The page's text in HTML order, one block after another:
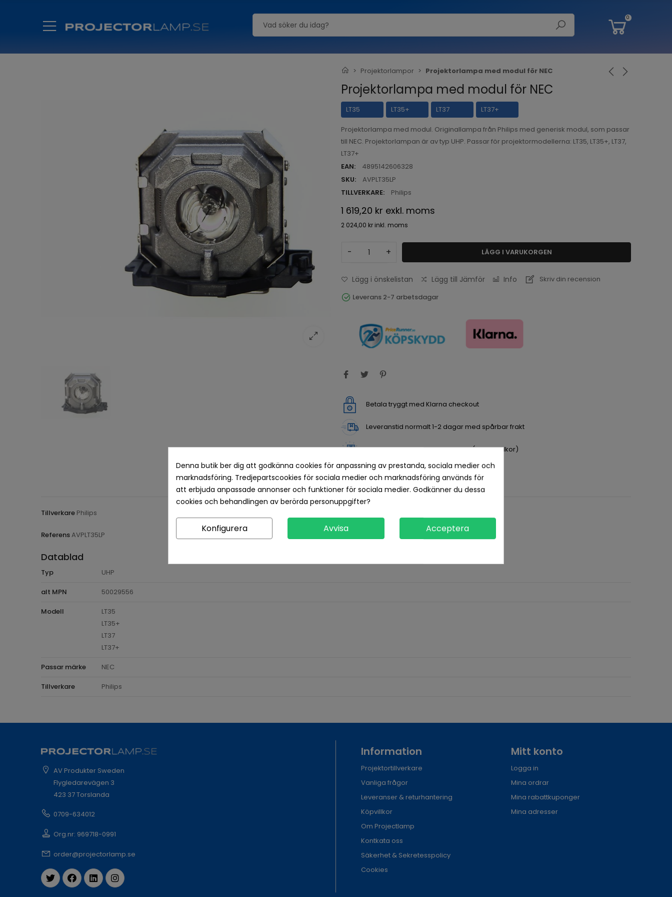
0
Projektorlampor Projektorlampa med modul för NEC
Projektorlampa med modul för NEC
LT35 LT35+ LT37 LT37+
Projektorlampa med modul. Originallampa från Philips med generisk modul, som passar
till NEC. Projektorlampan är av typ UHP. Passar för projektormodellerna: LT35, LT35+, LT37,
LT37+
EAN:
4895142606328
SKU:
AVPLT35LP
TILLVERKARE:
Philips
1 619,20 kr exkl. moms
2 024,00 kr inkl. moms
- + LÄGG I VARUKORGEN
Lägg i önskelistan Lägg till Jämför Info
Skriv din recension
Leverans 2-7 arbetsdagar
Betala tryggt med Klarna checkout
Leveranstid normalt 1-2 dagar med spårbar frakt
Returvillkor 14 dagars öppet köp (se köpvillkor)
Produktdetaljer Recensioner
Tillverkare Philips
ReferensAVPLT35LP
Datablad
Typ UHP
alt MPN 50029556
Modell
LT35
LT35+
LT37
LT37+
Passar märke NEC
Tillverkare Philips
AV Produkter Sweden
Flygledarevägen 3
423 37 Torslanda
0709-634012
Org.nr: 969718-0991
order@projectorlamp.se
Information
Projektortillverkare
Vanliga frågor
Leveranser & returhantering
Köpvillkor
Om Projectlamp
Kontkata oss
Säkerhet & Sekretesspolicy
Cookies
Mitt konto
Logga in
Mina ordrar
Mina rabattkuponger
Mina adresser
Denna butik ber dig att godkänna cookies för anpassning av prestanda, sociala medier och
marknadsföring. Tredjepartscookies för sociala medier och marknadsföring används för
att erbjuda anpassade annonser och funktioner för sociala medier. Godkänner du dessa
cookies och behandlingen av berörda personuppgifter?
Konfigurera Avvisa Acceptera